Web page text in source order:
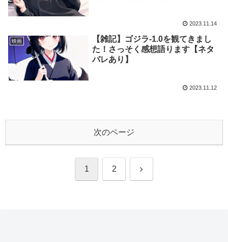
2023.11.14
映画
【雑記】ゴジラ-1.0を観てきまし
た！さっそく感想語ります【ネタ
バレあり】
2023.11.12
次のページ
1 2 次